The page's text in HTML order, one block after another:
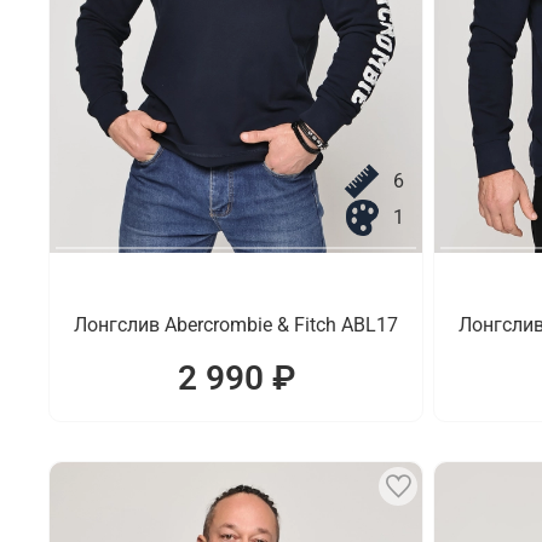
6
1
Лонгслив Abercrombie & Fitch ABL17
2 990 ₽